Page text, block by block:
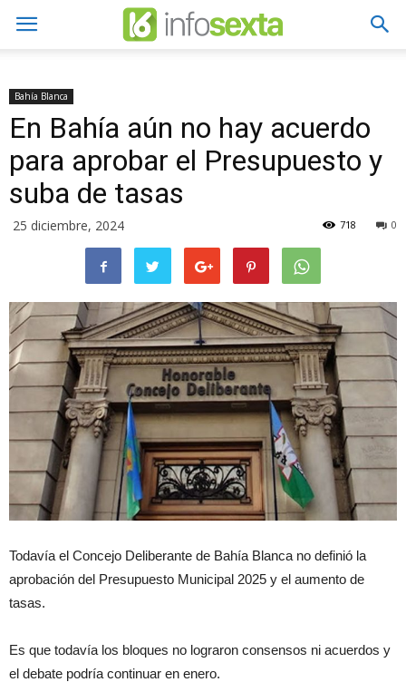
Bahía Blanca
En Bahía aún no hay acuerdo
para aprobar el Presupuesto y
suba de tasas
25 diciembre, 2024 0
718
Todavía el Concejo Deliberante de Bahía Blanca no definió la
aprobación del Presupuesto Municipal 2025 y el aumento de
tasas.
Es que todavía los bloques no lograron consensos ni acuerdos y
el debate podría continuar en enero.